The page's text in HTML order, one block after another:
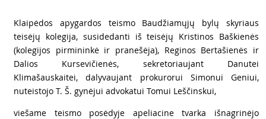
Klaipėdos apygardos teismo Baudžiamųjų bylų skyriaus
teisėjų kolegija, susidedanti iš teisėjų Kristinos Baškienės
(kolegijos pirmininkė ir pranešėja), Reginos Bertašienės ir
Dalios Kursevičienės, sekretoriaujant Danutei
Klimašauskaitei, dalyvaujant prokurorui Simonui Geniui,
nuteistojo T. Š. gynėjui advokatui Tomui Leščinskui,
viešame teismo posėdyje apeliacine tvarka išnagrinėjo